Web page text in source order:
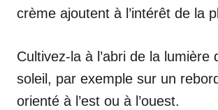
crème ajoutent à l’intérêt de la
Cultivez-la à l’abri de la lumière
soleil, par exemple sur un
orienté à l’est ou à l’ouest.